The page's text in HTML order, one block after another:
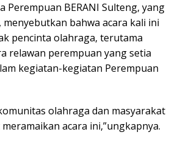
Perempuan BERANI Sulteng, yang
bahwa acara kali ini
pencinta olahraga, terutama
relawan perempuan yang setia
kegiatan-kegiatan Perempuan
olahraga dan masyarakat
acara ini,”ungkapnya.